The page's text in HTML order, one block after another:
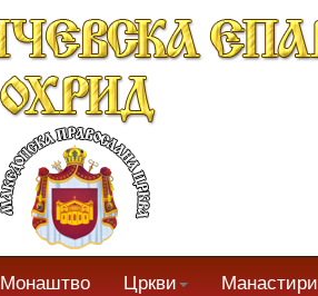
Монаштво Цркви Манастири